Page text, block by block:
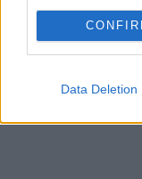
Data Deletion